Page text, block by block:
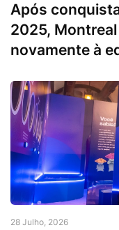
Após
2025,
novamente à
28 Julho, 2026